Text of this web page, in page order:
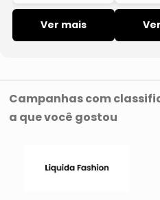
Macio Amarelo
EscuroVer mais
Campanhas com
a que você gostou